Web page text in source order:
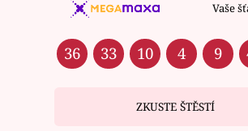
Vaše
36 33 10 4 9
ZKUSTE ŠTĚSTÍ